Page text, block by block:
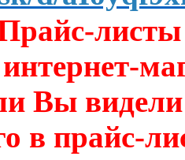
листы
Вы
в прайс-